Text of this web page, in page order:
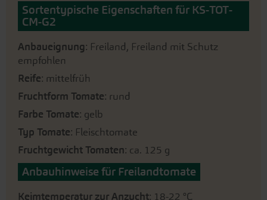
Sortentypische Eigenschaften für KS-TOT-
CM-G2
Anbaueignung: Freiland, Freiland mit Schutz
empfohlen
Reife: mittelfrüh
Fruchtform Tomate: rund
Farbe Tomate: gelb
Typ Tomate: Fleischtomate
Fruchtgewicht Tomaten: ca. 125 g
Anbauhinweise für Freilandtomate
Keimtemperatur zur Anzucht: 18-22 °C